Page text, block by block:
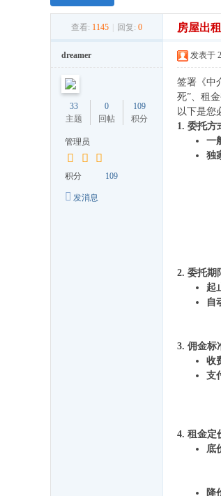
查看: 1145 回复: 0 房屋出
dreamer
33
主题
0
回帖
109
积分
管理员
积分 109
发消息
发表于
签署《中
死”、租
以下是您
1. 委托方
一
独
2. 委托期
起
自
3. 佣金标
收
支
4. 租金定
底
降